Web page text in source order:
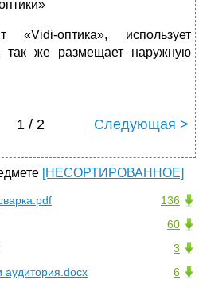
«Vidi-оптика», использует
так же размещает наружную
1 / 2 Следующая >
[НЕСОРТИРОВАННОЕ]
136
60
3
6